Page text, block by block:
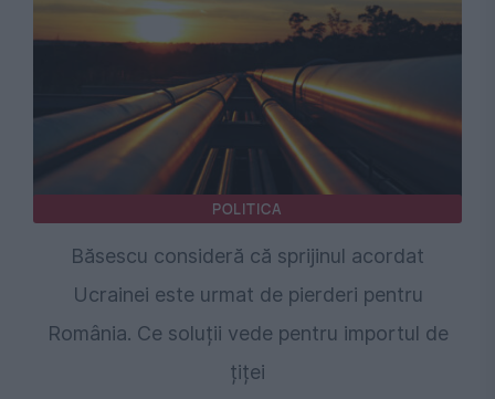
POLITICA
Băsescu consideră că sprijinul acordat
Ucrainei este urmat de pierderi pentru
România. Ce soluții vede pentru importul de
țiței